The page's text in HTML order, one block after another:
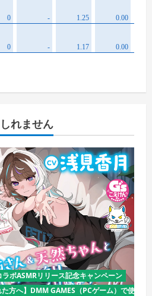
れません
ラボASMRリリース記念キャンペーン
た方へ】DMM GAMES（PCゲーム）で使え